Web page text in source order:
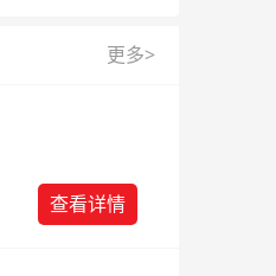
更多>
查看详情